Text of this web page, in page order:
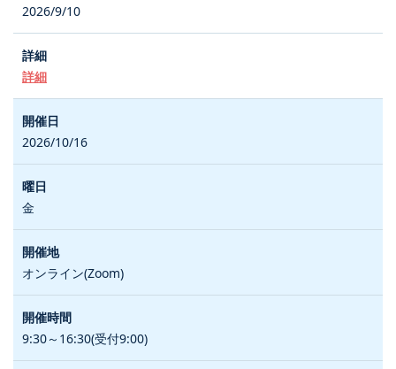
2026/9/10
詳細
2026/10/16
金
オンライン(Zoom)
9:30～16:30(受付9:00)